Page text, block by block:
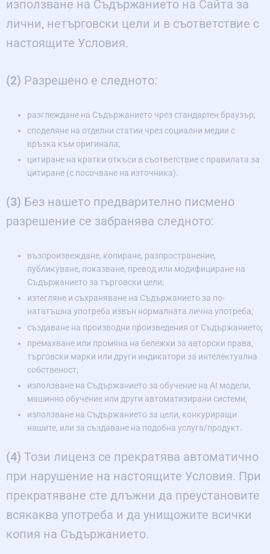
използване на Съдържанието на Сайта за
лични, нетърговски цели и в съответствие с
настоящите Условия.
(2) Разрешено е следното:
разглеждане на Съдържанието чрез стандартен браузър;
споделяне на отделни статии чрез социални медии с
връзка към оригинала;
цитиране на кратки откъси в съответствие с правилата за
цитиране (с посочване на източника).
(3) Без нашето предварително писмено
разрешение се забранява следното:
възпроизвеждане, копиране, разпространение,
публикуване, показване, превод или модифициране на
Съдържанието за търговски цели;
изтегляне и съхраняване на Съдържанието за по-
нататъшна употреба извън нормалната лична употреба;
създаване на производни произведения от Съдържанието;
премахване или промяна на бележки за авторски права,
търговски марки или други индикатори за интелектуална
собственост;
използване на Съдържанието за обучение на AI модели,
машинно обучение или други автоматизирани системи;
използване на Съдържанието за цели, конкуриращи
нашите, или за създаване на подобна услуга/продукт.
(4) Този лиценз се прекратява автоматично
при нарушение на настоящите Условия. При
прекратяване сте длъжни да преустановите
всякаква употреба и да унищожите всички
копия на Съдържанието.